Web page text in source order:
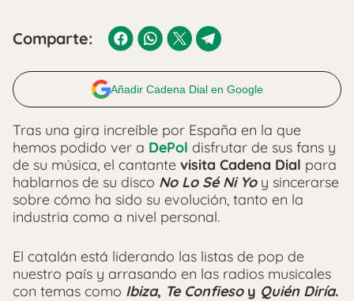
Comparte:
Añadir Cadena Dial en Google
Tras una gira increíble por España en la que
hemos podido ver a DePol disfrutar de sus fans y
de su música, el cantante visita Cadena Dial para
hablarnos de su disco No Lo Sé Ni Yoy sincerarse
sobre cómo ha sido su evolución, tanto en la
industria como a nivel personal.
El catalán está liderando las listas de pop de
nuestro país y arrasando en las radios musicales
con temas como Ibiza, Te Confiesoy Quién Diría.